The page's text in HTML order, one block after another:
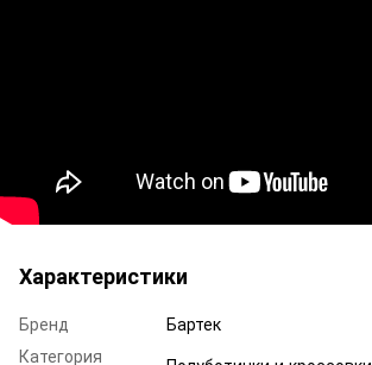
Характеристики
Бренд
Бартек
Категория